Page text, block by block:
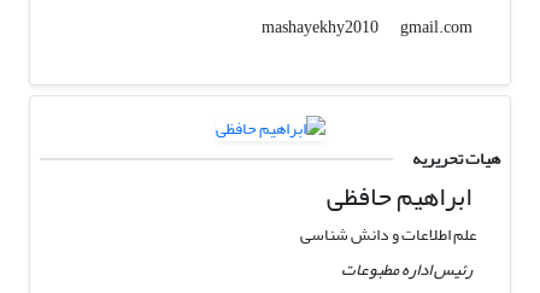
mashayekhy2010
gmail.com
هیات تحریریه
ابراهیم حافظی
علم اطلاعات و دانش شناسی
رئیس اداره مطبوعات